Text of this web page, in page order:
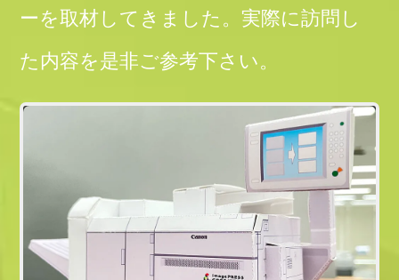
ーを取材してきました。実際に訪問し
た内容を是非ご参考下さい。